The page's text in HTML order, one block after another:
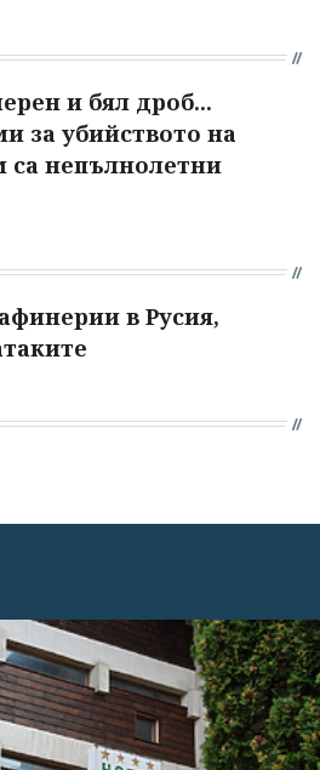
и бял дроб...
за убийството на
непълнолетни
в Русия,